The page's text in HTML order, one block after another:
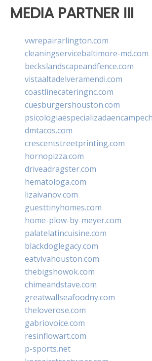
MEDIA PARTNER III
vwrepairarlington.com
cleaningservicebaltimore-md.com
beckslandscapeandfence.com
vistaaltadelveramendi.com
coastlinecateringnc.com
cuesburgershouston.com
dmtacos.com
crescentstreetprinting.com
hornopizza.com
driveadragster.com
hematologa.com
lizaivanov.com
guesttinyhomes.com
home-plow-by-meyer.com
palatelatincuisine.com
blackdoglegacy.com
eatvivahouston.com
thebigshowok.com
chimeandstave.com
greatwallseafoodny.com
theloverose.com
gabriovoice.com
resinflowart.com
p-sports.net